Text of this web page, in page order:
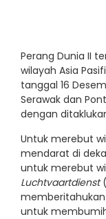
Perang Dunia II
wilayah Asia
tanggal 16
Serawak dan
dengan
Untuk merebut
mendarat di
untuk merebut
Luchtvaartdienst
memberitahukan
untuk